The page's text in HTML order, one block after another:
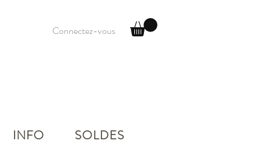
Connectez-vous
INFO SOLDES